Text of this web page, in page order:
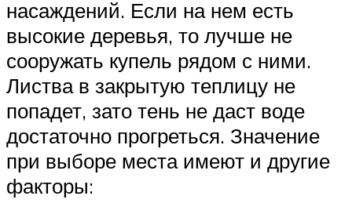
насаждений. Если на нем есть
высокие деревья, то лучше не
сооружать купель рядом с ними.
Листва в закрытую теплицу не
попадет, зато тень не даст воде
достаточно прогреться. Значение
при выборе места имеют и другие
факторы: